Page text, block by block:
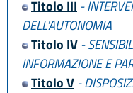
Titolo III -
DELL'AUTONOMIA
Titolo IV-
INFORMAZIONE E
Titolo V-